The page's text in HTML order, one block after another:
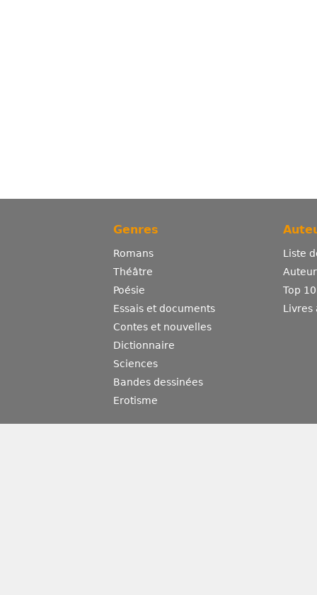
Genres
Romans
Théâtre
Poésie
Essais et documents
Contes et nouvelles
Dictionnaire
Sciences
Bandes dessinées
Erotisme
Liste
Top
Livres